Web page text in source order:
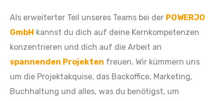
Als erweiterter Teil unseres Teams bei der POWERJO
GmbH kannst du dich auf deine Kernkompetenzen
konzentrieren und dich auf die Arbeit an
spannenden Projekten freuen. Wir kümmern uns
um die Projektakquise, das Backoffice, Marketing,
Buchhaltung und alles, was du benötigst, um